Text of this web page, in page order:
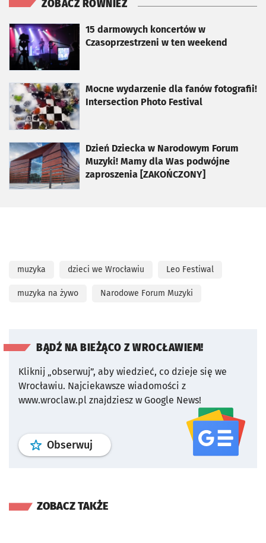
ZOBACZ RÓWNIEŻ
15 darmowych koncertów w
Czasoprzestrzeni w ten weekend
otworzy się w nowej karcie
Mocne wydarzenie dla fanów fotografii!
Intersection Photo Festival
otworzy się w nowej karcie
Dzień Dziecka w Narodowym Forum
Muzyki! Mamy dla Was podwójne
zaproszenia [ZAKOŃCZONY]
otworzy się w nowej karcie
muzyka dzieci we Wrocławiu Leo Festiwal
muzyka na żywo Narodowe Forum Muzyki
BĄDŹ NA BIEŻĄCO Z WROCŁAWIEM!
Kliknij „obserwuj”, aby wiedzieć, co dzieje się we
Wrocławiu. Najciekawsze wiadomości z
www.wroclaw.pl znajdziesz w Google News!
Obserwuj profil serwisu
ZOBACZ TAKŻE